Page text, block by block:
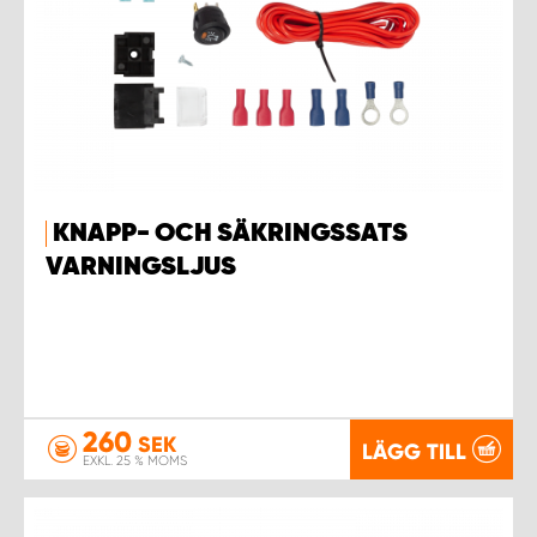
KNAPP- OCH SÄKRINGSSATS
VARNINGSLJUS
260 SEK
EXKL. 25 % MOMS LÄGG TILL